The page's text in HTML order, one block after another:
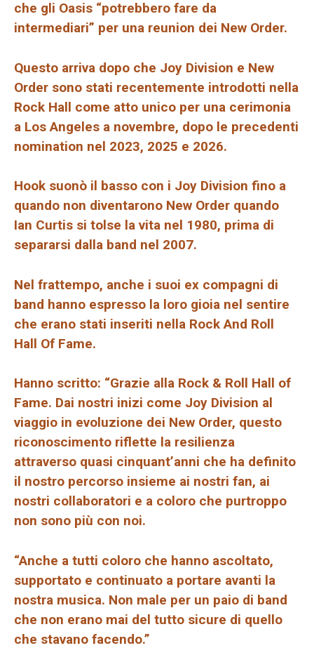
che gli Oasis “potrebbero fare da
intermediari” per una reunion dei New Order.
Questo arriva dopo che Joy Division e New
Order sono stati recentemente introdotti nella
Rock Hall come atto unico per una cerimonia
a Los Angeles a novembre, dopo le precedenti
nomination nel 2023, 2025 e 2026.
Hook suonò il basso con i Joy Division fino a
quando non diventarono New Order quando
Ian Curtis si tolse la vita nel 1980, prima di
separarsi dalla band nel 2007.
Nel frattempo, anche i suoi ex compagni di
band hanno espresso la loro gioia nel sentire
che erano stati inseriti nella Rock And Roll
Hall Of Fame.
Hanno scritto: “Grazie alla Rock & Roll Hall of
Fame. Dai nostri inizi come Joy Division al
viaggio in evoluzione dei New Order, questo
riconoscimento riflette la resilienza
attraverso quasi cinquant’anni che ha definito
il nostro percorso insieme ai nostri fan, ai
nostri collaboratori e a coloro che purtroppo
non sono più con noi.
“Anche a tutti coloro che hanno ascoltato,
supportato e continuato a portare avanti la
nostra musica. Non male per un paio di band
che non erano mai del tutto sicure di quello
che stavano facendo.”